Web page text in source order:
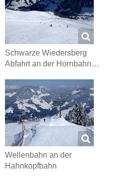
Schwarze Wiedersberg
Abfahrt an der Hornbahn…
Wellenbahn an der
Hahnkopfbahn